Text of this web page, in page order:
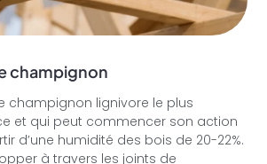
champignon
champignon lignivore le plus
et qui peut commencer son action
d’une humidité des bois de 20-22%.
à travers les joints de